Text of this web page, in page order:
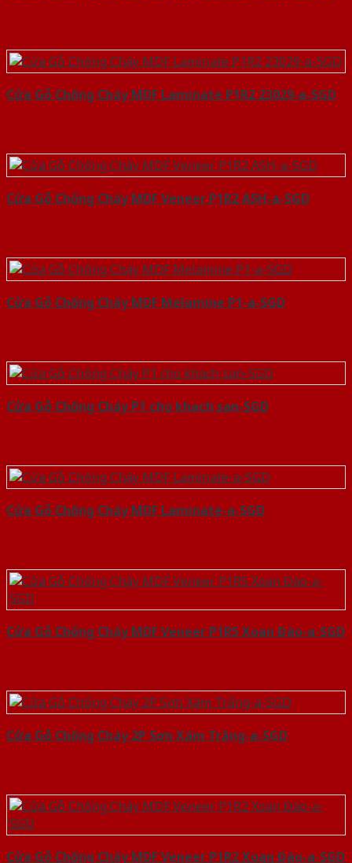
Cửa Gỗ Chống Cháy MDF Laminate P1R2 23029-a-SGD
Cửa Gỗ Chống Cháy MDF Veneer P1R2 ASH-a-SGD
Cửa Gỗ Chống Cháy MDF Melamine P1-a-SGD
Cửa Gỗ Chống Cháy P1 cho khach san-SGD
Cửa Gỗ Chống Cháy MDF Laminate-a-SGD
Cửa Gỗ Chống Cháy MDF Veneer P1R5 Xoan Đào-a-SGD
Cửa Gỗ Chống Cháy 2P Sơn Xám Trắng-a-SGD
Cửa Gỗ Chống Cháy MDF Veneer P1R2 Xoan Đào-a-SGD